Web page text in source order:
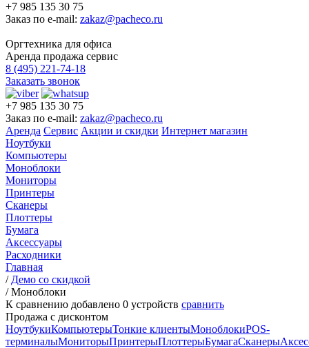
+7 985 135 30 75
Заказ по e-mail: zakaz@pacheco.ru
Оргтехника для офиса
Аренда продажа сервис
8 (495) 221-74-18
Заказать звонок
+7 985 135 30 75
Заказ по e-mail: zakaz@pacheco.ru
Аренда Сервис Акции и скидки Интернет магазин
Ноутбуки
Компьютеры
Моноблоки
Мониторы
Принтеры
Сканеры
Плоттеры
Бумага
Аксессуары
Расходники
Главная
/ Демо со скидкой
/Моноблоки
К сравнению добавлено 0 устройств сравнить
Продажа с дисконтом
НоутбукиКомпьютерыТонкие клиентыМоноблокиPOS-
терминалыМониторыПринтерыПлоттерыБумагаСканеры